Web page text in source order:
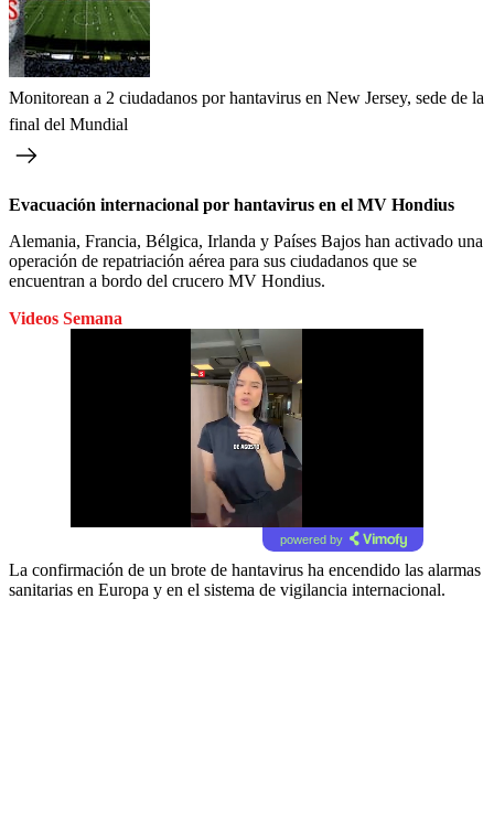
Monitorean a 2 ciudadanos por hantavirus en New Jersey, sede de la
final del Mundial
Evacuación internacional por hantavirus en el MV Hondius
Alemania, Francia, Bélgica, Irlanda y Países Bajos han activado una
operación de repatriación aérea para sus ciudadanos que se
encuentran a bordo del crucero MV Hondius.
Videos Semana
powered by
La confirmación de un brote de hantavirus ha encendido las alarmas
sanitarias en Europa y en el sistema de vigilancia internacional.